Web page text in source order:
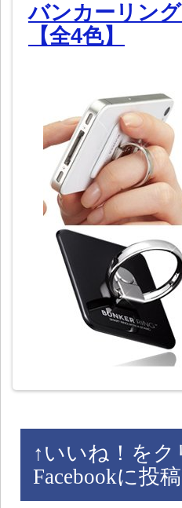
バンカーリン
【全4色】
↑ いいね！を
Facebookに投